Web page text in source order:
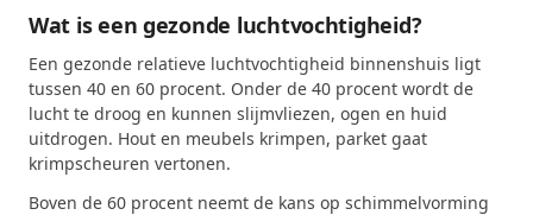
Wat is een gezonde luchtvochtigheid?
Een gezonde relatieve luchtvochtigheid binnenshuis ligt
tussen 40 en 60 procent. Onder de 40 procent wordt de
lucht te droog en kunnen slijmvliezen, ogen en huid
uitdrogen. Hout en meubels krimpen, parket gaat
krimpscheuren vertonen.
Boven de 60 procent neemt de kans op schimmelvorming